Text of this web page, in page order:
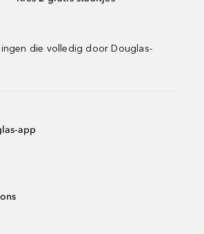
die volledig door Douglas-
app